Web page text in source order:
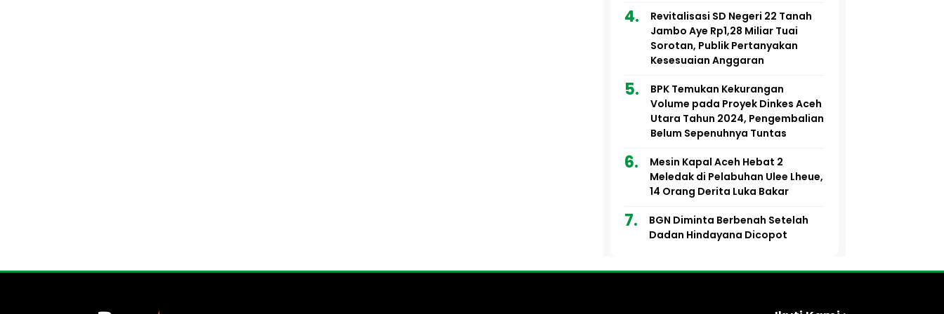
Revitalisasi SD Negeri 22 Tanah
Jambo Aye Rp1,28 Miliar Tuai
Sorotan, Publik Pertanyakan
Kesesuaian Anggaran
BPK Temukan Kekurangan
Volume pada Proyek Dinkes Aceh
Utara Tahun 2024, Pengembalian
Belum Sepenuhnya Tuntas
Mesin Kapal Aceh Hebat 2
Meledak di Pelabuhan Ulee Lheue,
14 Orang Derita Luka Bakar
BGN Diminta Berbenah Setelah
Dadan Hindayana Dicopot